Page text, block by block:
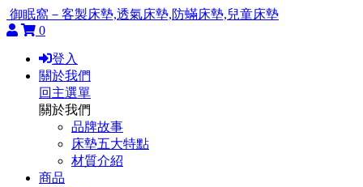
御眠窩－客製床墊,透氣床墊,防蟎床墊,兒童床墊
0
登入
關於我們
回主選單
關於我們
品牌故事
床墊五大特點
材質介紹
商品